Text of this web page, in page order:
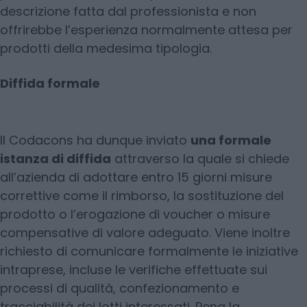
descrizione fatta dal professionista e non
offrirebbe l’esperienza normalmente attesa per
prodotti della medesima tipologia.
Diffida formale
Il Codacons ha dunque inviato una formale
istanza di diffida attraverso la quale si chiede
all’azienda di adottare entro 15 giorni misure
correttive come il rimborso, la sostituzione del
prodotto o l’erogazione di voucher o misure
compensative di valore adeguato. Viene inoltre
richiesto di comunicare formalmente le iniziative
intraprese, incluse le verifiche effettuate sui
processi di qualità, confezionamento e